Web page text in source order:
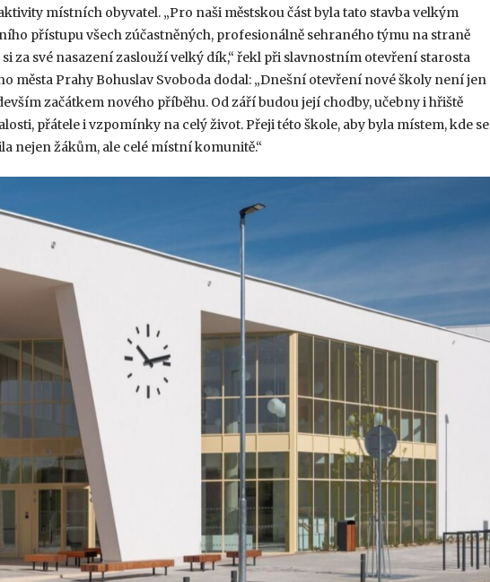
místních obyvatel. „Pro naši městskou část byla tato stavba velkým
přístupu všech zúčastněných, profesionálně sehraného týmu na straně
za své nasazení zaslouží velký dík,“ řekl při slavnostním otevření starosta
města Prahy Bohuslav Svoboda dodal: „Dnešní otevření nové školy není jen
začátkem nového příběhu. Od září budou její chodby, učebny i hřiště
přátele i vzpomínky na celý život. Přeji této škole, aby byla místem, kde se
nejen žákům, ale celé místní komunitě.“